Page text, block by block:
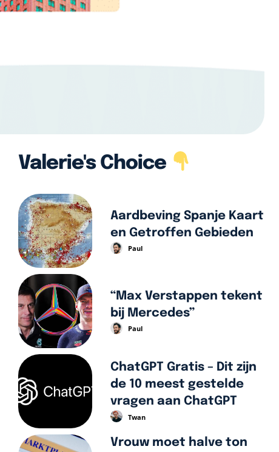
Valerie's Choice
Aardbeving Spanje Kaart
en Getroffen Gebieden
Paul
“Max Verstappen tekent
bij Mercedes”
Paul
ChatGPT Gratis – Dit zijn
de 10 meest gestelde
vragen aan ChatGPT
Twan
Vrouw moet halve ton